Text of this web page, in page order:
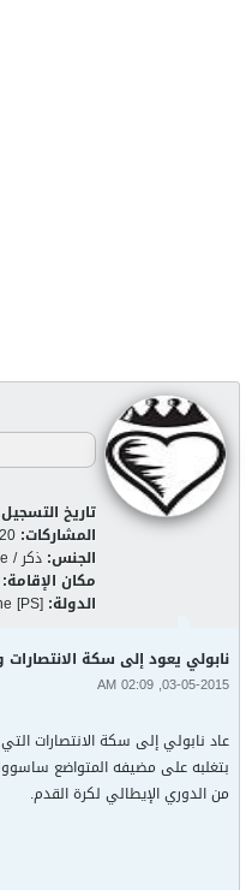
تاريخ
المشاركات:
الجنس: ذكر / Male
مكان الإقامة:
الدولة: [PS]
نابولي يعود إلى سكة
03-05-2015, 02:09 AM
عاد نابولي إلى سكة الانتصارات
من الدوري الإيطالي لكرة القدم.